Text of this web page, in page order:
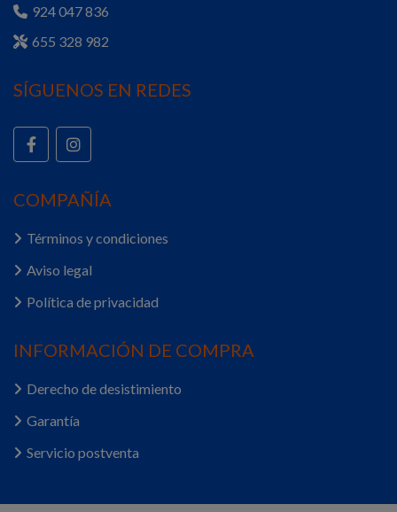
924 047 836
655 328 982
SÍGUENOS EN REDES
COMPAÑÍA
Términos y condiciones
Aviso legal
Política de privacidad
INFORMACIÓN DE COMPRA
Derecho de desistimiento
Garantía
Servicio postventa